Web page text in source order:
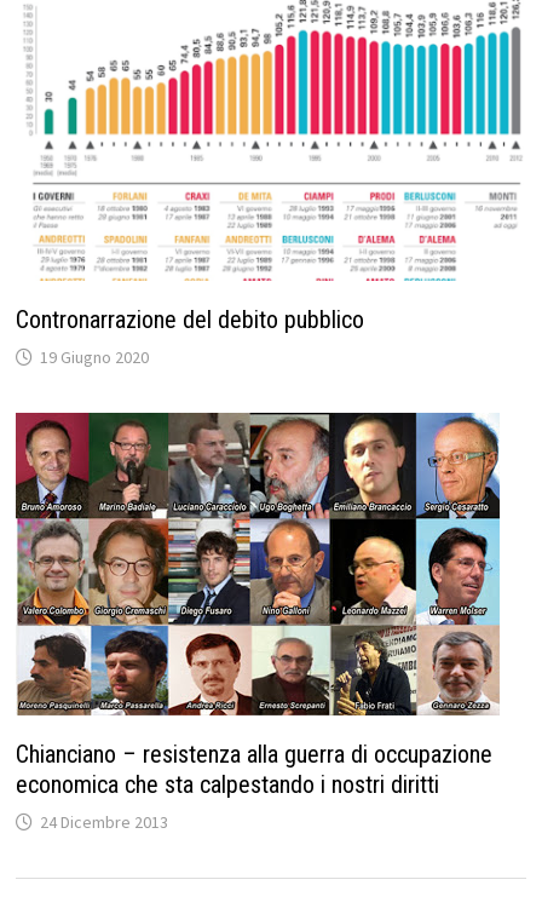
Contronarrazione del debito pubblico
19 Giugno 2020
Chianciano – resistenza alla guerra di occupazione
economica che sta calpestando i nostri diritti
24 Dicembre 2013